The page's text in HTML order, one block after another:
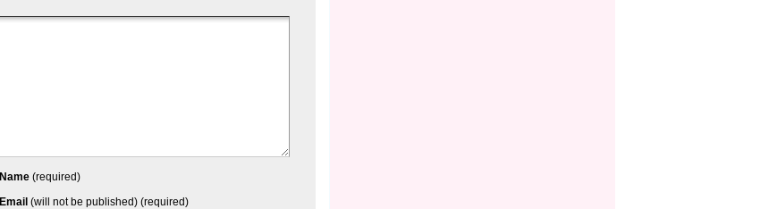
Name (required)
Email (will not be published) (required)